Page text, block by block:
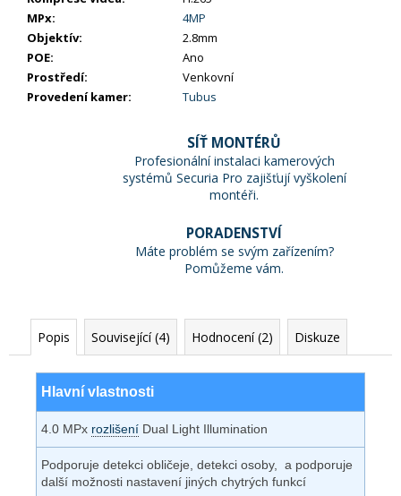
MPx:
4MP
Objektív:
2.8mm
POE:
Ano
Prostředí:
Venkovní
Provedení kamer: Tubus
SÍŤ MONTÉRŮ
Profesionální instalaci kamerových
systémů Securia Pro zajišťují vyškolení
montéři.
PORADENSTVÍ
Máte problém se svým zařízením?
Pomůžeme vám.
Popis Související (4) Hodnocení (2) Diskuze
Hlavní vlastnosti
4.0 MPx rozlišení Dual Light Illumination
Podporuje detekci obličeje, detekci osoby, a podporuje
další možnosti nastavení jiných chytrých funkcí